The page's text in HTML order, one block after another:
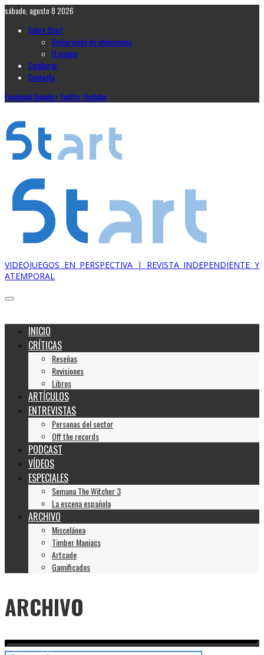
sábado, agosto 8 2026
Sobre Start
Declaración de intenciones
El equipo
Colaborar
Contacto
FacebookGoogle+ TwitterYoutube
VIDEOJUEGOS EN PERSPECTIVA | REVISTA INDEPENDIENTE Y
ATEMPORAL
INICIO
CRÍTICAS
Reseñas
Revisiones
Libros
ARTÍCULOS
ENTREVISTAS
Personas del sector
Off the records
PODCAST
VÍDEOS
ESPECIALES
Semana The Witcher 3
La escena española
ARCHIVO
Miscelánea
Timber Maniacs
Artcade
Gamificados
ARCHIVO